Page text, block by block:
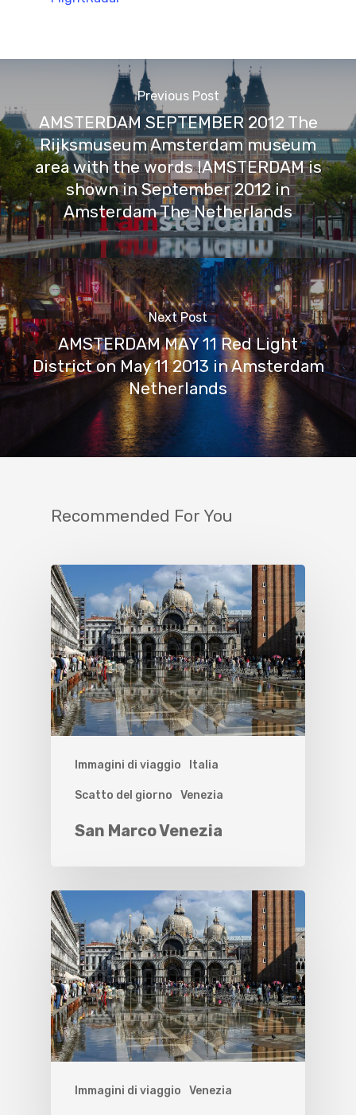
Previous Post
AMSTERDAM SEPTEMBER 2012 The
Rijksmuseum Amsterdam museum
area with the words IAMSTERDAM is
shown in September 2012 in
Amsterdam The Netherlands
Next Post
AMSTERDAM MAY 11 Red Light
District on May 11 2013 in Amsterdam
Netherlands
Recommended For You
Immagini di viaggio Italia
Scatto del giorno Venezia
San Marco Venezia
Immagini di viaggio Venezia